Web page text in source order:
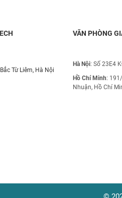
Từ Liêm, Hà Nội
VĂN PHÒNG
Hà Nội: Số 23E4
Hồ Chí Minh:
Nhuận, Hồ Chí